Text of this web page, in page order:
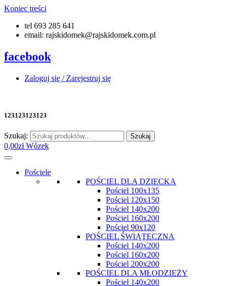
Koniec treści
tel 693 285 641
email: rajskidomek@rajskidomek.com.pl
facebook
Zaloguj się / Zarejestruj się
123123123123
Szukaj: Szukaj
0,00zł Wózek
Pościele
POŚCIEL DLA DZIECKA
Pościel 100x135
Pościel 120x150
Pościel 140x200
Pościel 160x200
Pościel 90x120
POŚCIEL ŚWIĄTECZNA
Pościel 140x200
Pościel 160x200
Pościel 200x200
POŚCIEL DLA MŁODZIEŻY
Pościel 140x200